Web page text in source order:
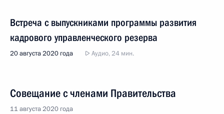
Встреча с выпускниками программы развития
кадрового управленческого резерва
20 августа 2020 года Аудио, 24 мин.
Совещание с членами Правительства
11 августа 2020 года